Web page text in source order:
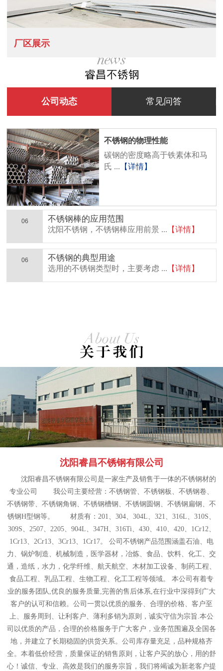
厂区展示
公司动态 常见问答
不锈钢的物理性能
碳钢的密度略高于铁素体和马
氏 ... 【详情】
06 不锈钢棒的应用范围
沈阳不锈钢，不锈钢棒应用前景 ... 【详情】
06 不锈钢的典型用途
选用的不锈钢类型时，主要考虑 ... 【详情】
沈阳睿昌不锈钢有限公司
沈阳睿昌不锈钢有限公司是一家生产及销售于一体的不锈钢材的
专业公司 我公司主要经营：不锈钢管、不锈钢板、不锈钢卷、
不锈钢带、不锈钢角钢、不锈钢槽钢、不锈钢圆钢、不锈钢扁钢、不
锈钢H型钢等。 材质有：201、304、304L、321、316L、310S、
309S、2507、2205、904L、347H、316Ti、430、410、420、1Cr12、
1Cr13、2Cr13、3Cr13、1Cr17。 公司不锈钢产品范围涵盖石油、电
力、锅炉制造、机械制造，医学器材，冶炼、食品、饮料、化工、交
通，造纸，水力，化学纤维、航天航空、木材加工设备、制药工程、
食品工程、乳品工程、生物工程、化工工程等领域。 本公司有着专
业的服务团队,优良的服务质量,完善的售后体系,在行业中深得到广大
客户的认可和信赖。公司一贯以优质的服务、合理的价格、客户至
上、服务周到、让利客户、薄利多销为原则，诚实守信为宗旨.本公
司以优质的产品，合理的价格服务于广大客户，业务范围遍及全国各
地，并建立了长期稳固的供货关系。公司库存量充足，品种规格齐
全。本着低价经营，质量保证的销售原则，让客户买的放心，用的舒
心！诚信、专业、高效是我们的服务宗旨，我们将竭诚为新老客户提